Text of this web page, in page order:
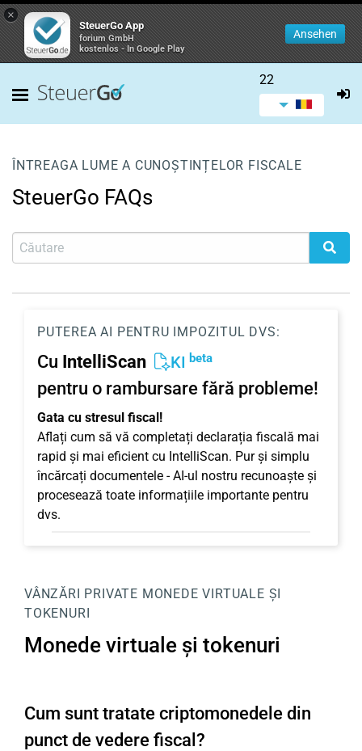
×
SteuerGo App
forium GmbH
kostenlos - In Google Play
Ansehen
22
ÎNTREAGA LUME A CUNOȘTINȚELOR FISCALE
SteuerGo FAQs
PUTEREA AI PENTRU IMPOZITUL DVS:
Cu IntelliScan KI beta
pentru o rambursare fără probleme!
Gata cu stresul fiscal!
Aflați cum să vă completați declarația fiscală mai
rapid și mai eficient cu IntelliScan. Pur și simplu
încărcați documentele - AI-ul nostru recunoaște și
procesează toate informațiile importante pentru
dvs.
VÂNZĂRI PRIVATE MONEDE VIRTUALE ȘI
TOKENURI
Monede virtuale și tokenuri
Cum sunt tratate criptomonedele din
punct de vedere fiscal?